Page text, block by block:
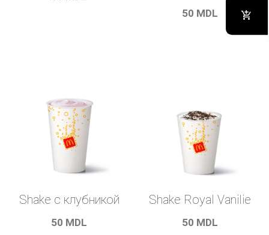
50 MDL
Shake с клубникой
50 MDL
Shake Royal Vanilie
50 MDL